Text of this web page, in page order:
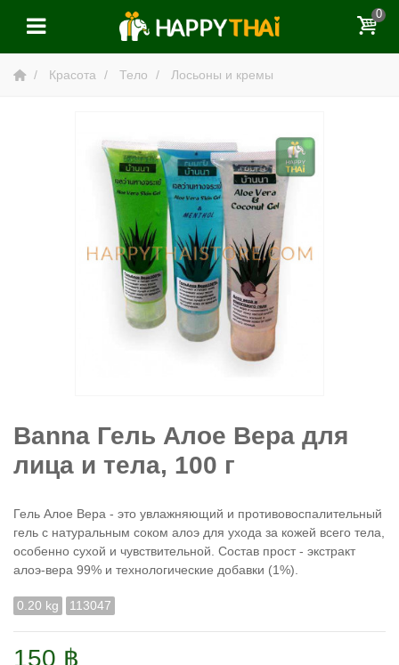
0
Красота Тело Лосьоны и кремы
Banna Гель Алое Вера для
лица и тела, 100 г
Гель Алое Вера - это увлажняющий и противовоспалительный
гель с натуральным соком алоэ для ухода за кожей всего тела,
особенно сухой и чувствительной. Состав прост - экстракт
алоэ-вера 99% и технологические добавки (1%).
0.20 kg 113047
150 ฿